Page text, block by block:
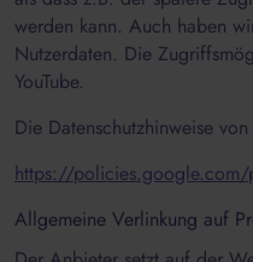
werden kann. Auch haben
Nutzerdaten. Die
YouTube.
Die Datenschutzhinweise
https://policies.google.com/
Allgemeine Verlinkung auf